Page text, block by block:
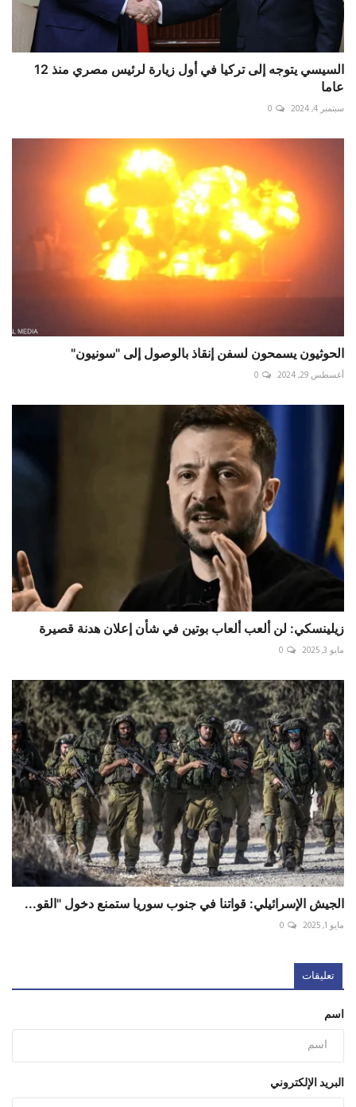
السيسي يتوجه إلى تركيا في أول زيارة لرئيس مصري منذ 12
عاما
سبتمبر 4, 2024 0
الحوثيون يسمحون لسفن إنقاذ بالوصول إلى "سونيون"
أغسطس 29, 2024 0
زيلينسكي: لن ألعب ألعاب بوتين في شأن إعلان هدنة قصيرة
مايو 3, 2025 0
الجيش الإسرائيلي: قواتنا في جنوب سوريا ستمنع دخول "القو...
مايو 1, 2025 0
تعليقات
اسم
البريد الإلكتروني